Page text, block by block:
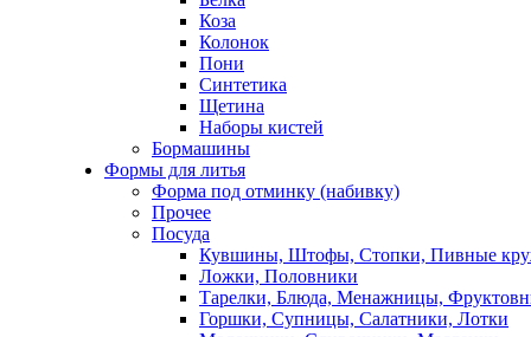
Коза
Колонок
Пони
Синтетика
Щетина
Наборы кистей
Бормашины
Формы для литья
Форма под отминку (набивку)
Прочее
Посуда
Кувшины, Штофы, Стопки, Пивные
Ложки, Половники
Тарелки, Блюда, Менажницы,
Горшки, Супницы, Салатники, Лотки